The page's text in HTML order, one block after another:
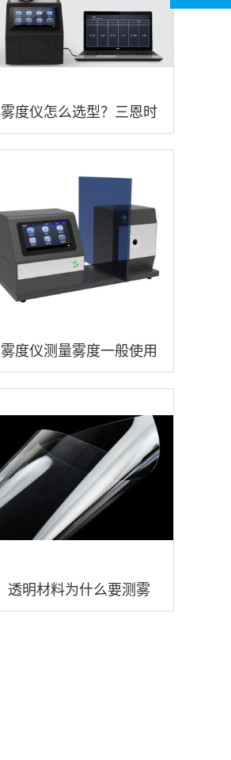
雾度仪怎么选型？三恩时
品牌雾度仪怎么样？
雾度仪测量雾度一般使用
什么测试光源？
透明材料为什么要测雾